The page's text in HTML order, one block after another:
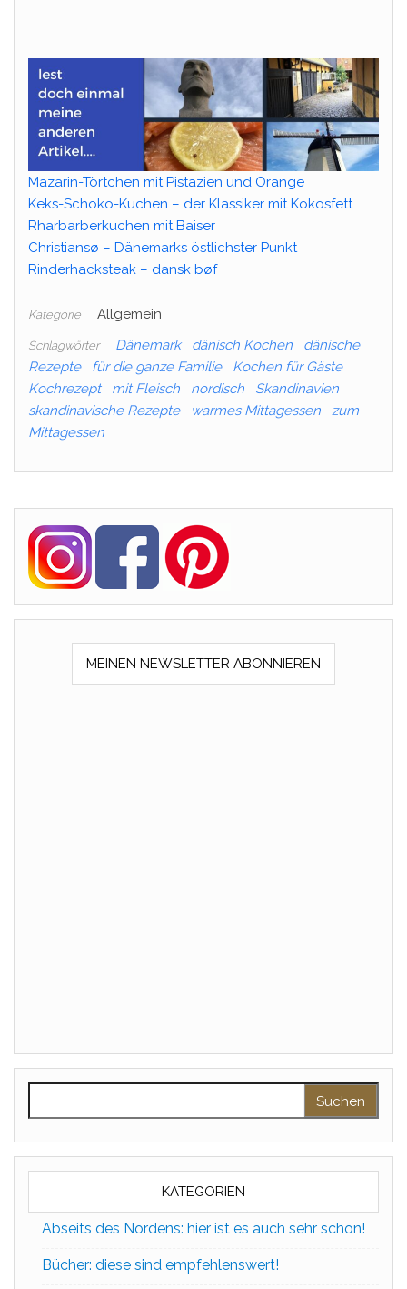
Mazarin-Törtchen mit Pistazien und Orange
Keks-Schoko-Kuchen – der Klassiker mit Kokosfett
Rharbarberkuchen mit Baiser
Christiansø – Dänemarks östlichster Punkt
Rinderhacksteak – dansk bøf
Kategorie Allgemein
Schlagwörter Dänemark dänisch Kochen
dänische
Rezepte
für die ganze Familie
Kochen für Gäste
Kochrezept
mit Fleisch nordisch
Skandinavien
skandinavische Rezepte
warmes Mittagessen
zum
Mittagessen
MEINEN NEWSLETTER ABONNIEREN
KATEGORIEN
Abseits des Nordens: hier ist es auch sehr schön!
Bücher: diese sind empfehlenswert!